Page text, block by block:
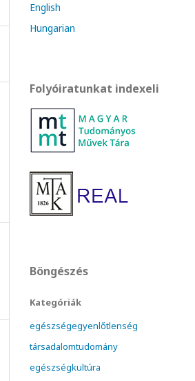
English
Hungarian
Folyóiratunkat indexeli
Böngészés
Kategóriák
egészségegyenlőtlenség
társadalomtudomány
egészségkultúra